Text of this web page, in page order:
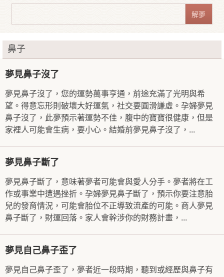
鼻子
夢見鼻子沒了
夢見鼻子沒了，您的運勢萬事亨通，前途充滿了光明與希
望。得意忘形則破壞大好運氣，社交要圓滑謙虛。孕婦夢見
鼻子沒了，此夢預示著運勢不佳，腹中的寶寶很健康，但是
家裡人可能會生病，要小心。結婚前夢見鼻子沒了，...
夢見鼻子斷了
夢見鼻子斷了，意味著夢者可能會與愛人分手。夢者將在工
作或事業中遭遇挫折。孕婦夢見鼻子斷了，預示你要注意胎
兒的發育情況，可能會胎位不正導致流產的可能。商人夢見
鼻子斷了，財運回落。家人會幹涉你的財務計畫，...
夢見自己鼻子歪了
夢見自己鼻子歪了，夢者近一段時期，聽到或經歷與鼻子有